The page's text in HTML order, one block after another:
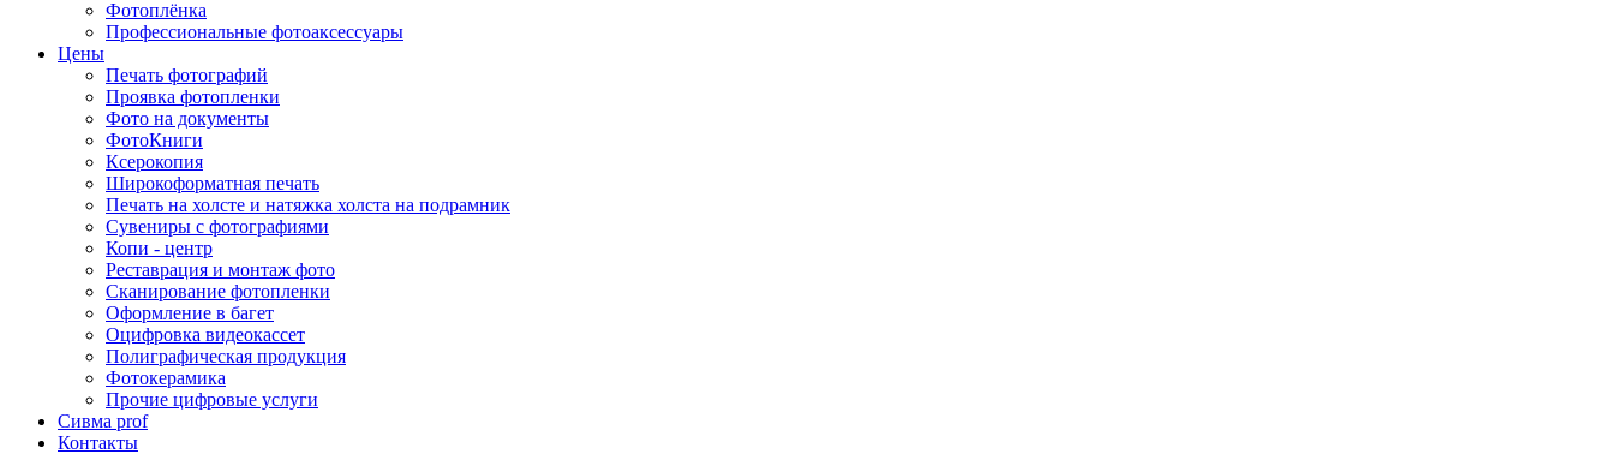
Фотоплёнка
Профессиональные фотоаксессуары
Цены
Печать фотографий
Проявка фотопленки
Фото на документы
ФотоКниги
Ксерокопия
Широкоформатная печать
Печать на холсте и натяжка холста на подрамник
Сувениры с фотографиями
Копи - центр
Реставрация и монтаж фото
Сканирование фотопленки
Оформление в багет
Оцифровка видеокассет
Полиграфическая продукция
Фотокерамика
Прочие цифровые услуги
Сивма prof
Контакты